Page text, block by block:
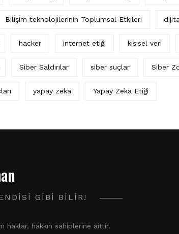
Bilişim teknolojilerinin Toplumsal Etkileri
hacker internet etiği kişisel veri
Siber Saldırılar siber suçlar Siber
yapay zeka Yapay Zeka Etiği
GIBI BILIR!
hakkın sahiplerine aittir.